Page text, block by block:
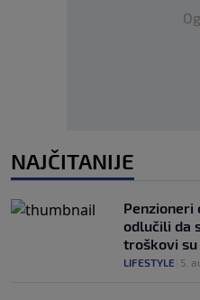
NAJČITANIJE
Penzioneri
odlučili da
troškovi su
LIFESTYLE 5.